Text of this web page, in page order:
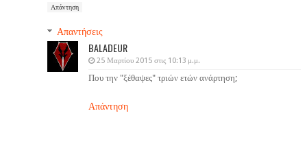
Απάντηση
Απαντήσεις
BALADEUR
25 Μαρτίου 2015 στις 10:13 μ.μ.
Που την "ξέθαψες" τριών ετών ανάρτηση;
Απάντηση